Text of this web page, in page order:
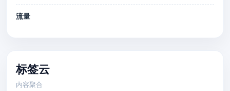
流量
标签云
内容聚合